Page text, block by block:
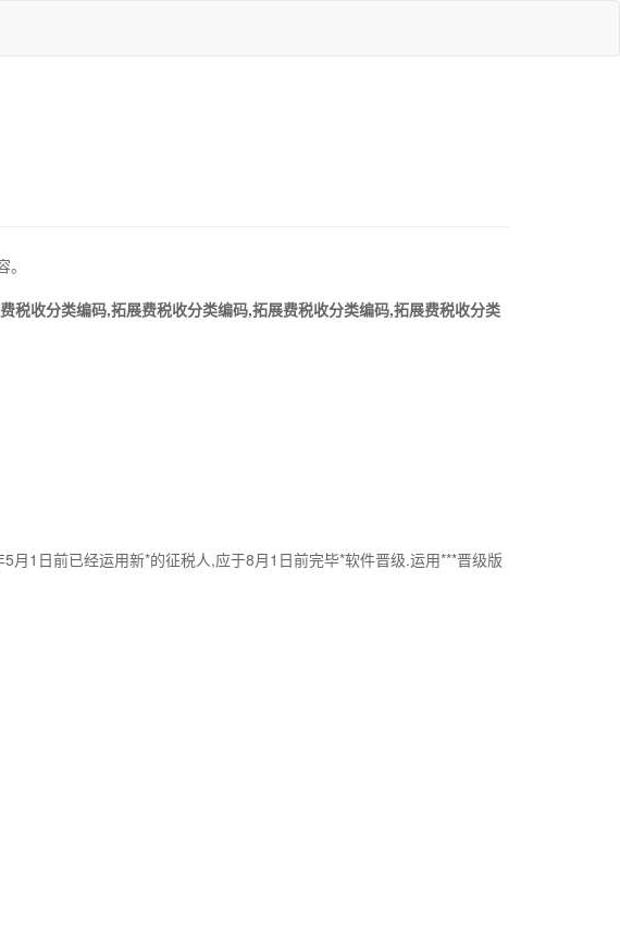
收分类编码,拓展费税收分类编码,拓展费税收分类编码,拓展费税收分类
1日前已经运用新*的征税人,应于8月1日前完毕*软件晋级.运用***晋级版